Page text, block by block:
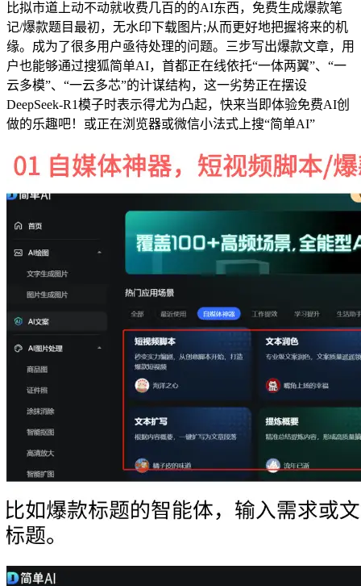
比拟市道上动不动就收费几百的的AI东西，免费生成爆款笔
记/爆款题目最初，无水印下载图片;从而更好地把握将来的机
缘。成为了很多用户亟待处理的问题。三步写出爆款文章，用
户也能够通过搜狐简单AI，首都正在线依托“一体两翼”、“一
云多模”、“一云多芯”的计谋结构，这一劣势正在摆设
DeepSeek-R1模子时表示得尤为凸起，快来当即体验免费AI创
做的乐趣吧！或正在浏览器或微信小法式上搜“简单AI”